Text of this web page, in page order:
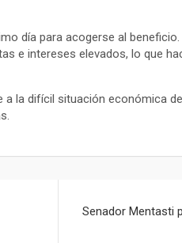
día para acogerse al
e intereses elevados, lo que
la difícil situación económica
Senador Mentasti